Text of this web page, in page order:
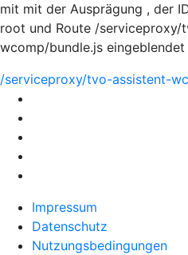
mit mit der Ausprägung , der
root und Route /serviceproxy/
wcomp/bundle.js eingeblendet
/serviceproxy/tvo-assistent-
Impressum
Datenschutz
Nutzungsbedingungen